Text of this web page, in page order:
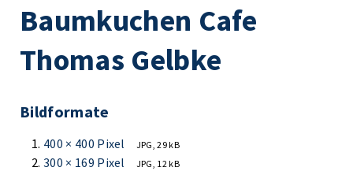
Baumkuchen Cafe
Thomas Gelbke
Bildformate
400 × 400 Pixel JPG, 29 kB
300 × 169 Pixel JPG, 12 kB